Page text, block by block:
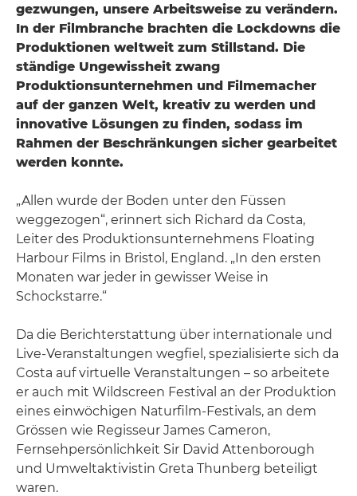
gezwungen, unsere Arbeitsweise zu verändern.
In der Filmbranche brachten die Lockdowns die
Produktionen weltweit zum Stillstand. Die
ständige Ungewissheit zwang
Produktionsunternehmen und Filmemacher
auf der ganzen Welt, kreativ zu werden und
innovative Lösungen zu finden, sodass im
Rahmen der Beschränkungen sicher gearbeitet
werden konnte.
„Allen wurde der Boden unter den Füssen
weggezogen“, erinnert sich Richard da Costa,
Leiter des Produktionsunternehmens Floating
Harbour Films in Bristol, England. „In den ersten
Monaten war jeder in gewisser Weise in
Schockstarre.“
Da die Berichterstattung über internationale und
Live-Veranstaltungen wegfiel, spezialisierte sich da
Costa auf virtuelle Veranstaltungen – so arbeitete
er auch mit Wildscreen Festival an der Produktion
eines einwöchigen Naturfilm-Festivals, an dem
Grössen wie Regisseur James Cameron,
Fernsehpersönlichkeit Sir David Attenborough
und Umweltaktivistin Greta Thunberg beteiligt
waren.